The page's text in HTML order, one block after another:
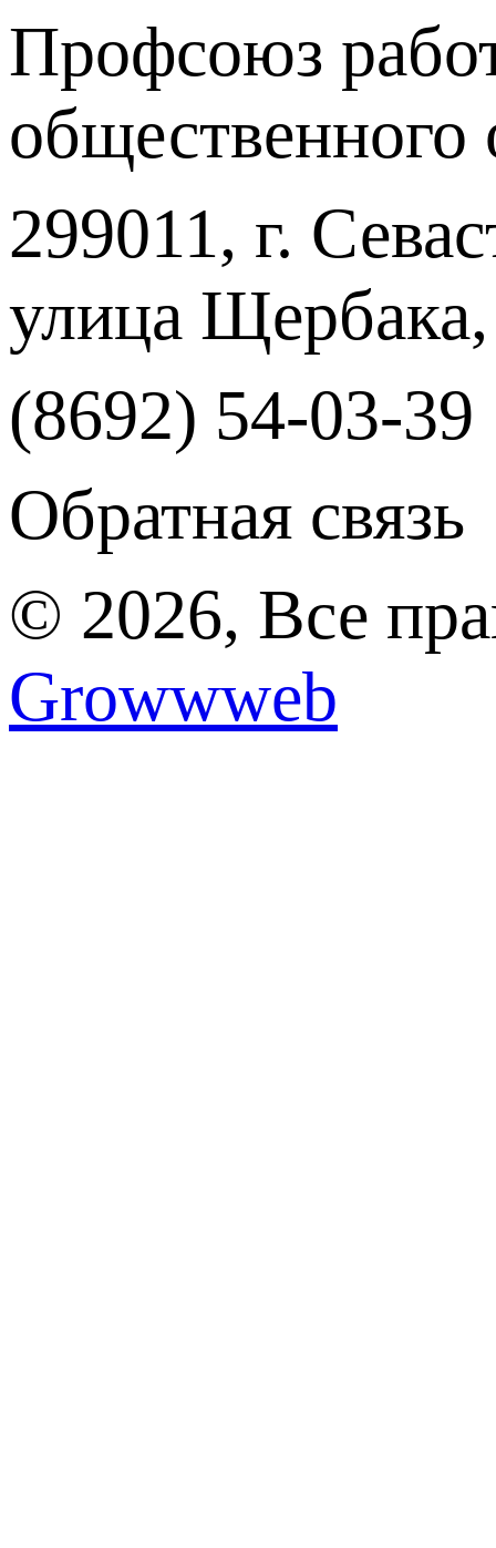
Профсоюз
299011, г.
улица
(8692) 54-03-39
Обратная связь
© 2026, Все
Growwweb